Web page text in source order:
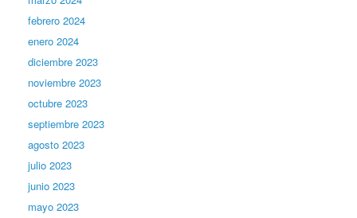
febrero 2024
enero 2024
diciembre 2023
noviembre 2023
octubre 2023
septiembre 2023
agosto 2023
julio 2023
junio 2023
mayo 2023